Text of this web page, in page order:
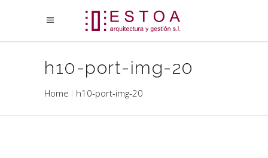
h10-port-img-20
Home h10-port-img-20